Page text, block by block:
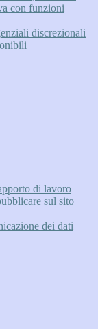
con funzioni
discrezionali
di lavoro
sul sito
dei dati